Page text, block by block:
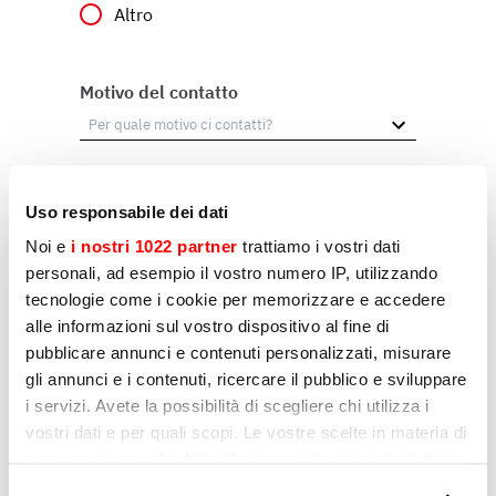
Uso responsabile dei dati
Noi e i nostri 1022 partner trattiamo i vostri dati
personali, ad esempio il vostro numero IP, utilizzando
tecnologie come i cookie per memorizzare e accedere
alle informazioni sul vostro dispositivo al fine di
pubblicare annunci e contenuti personalizzati, misurare
gli annunci e i contenuti, ricercare il pubblico e sviluppare
i servizi. Avete la possibilità di scegliere chi utilizza i
vostri dati e per quali scopi. Le vostre scelte in materia di
Altro
Motivo del contatto
Marketing